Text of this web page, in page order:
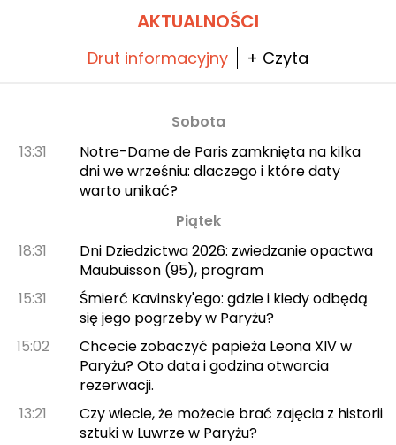
AKTUALNOŚCI
Drut informacyjny + Czyta
Sobota
13:31
Notre-Dame de Paris zamknięta na kilka
dni we wrześniu: dlaczego i które daty
warto unikać?
Piątek
18:31
Dni Dziedzictwa 2026: zwiedzanie opactwa
Maubuisson (95), program
15:31
Śmierć Kavinsky'ego: gdzie i kiedy odbędą
się jego pogrzeby w Paryżu?
15:02
Chcecie zobaczyć papieża Leona XIV w
Paryżu? Oto data i godzina otwarcia
rezerwacji.
13:21
Czy wiecie, że możecie brać zajęcia z historii
sztuki w Luwrze w Paryżu?